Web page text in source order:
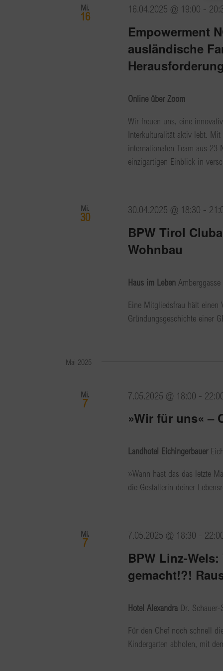
Mi.
16
Empowerment
ausländische
16.04.2025 @ 19:00 -
Online über Zoom
Wir freuen uns, eine
Interkulturalität aktiv lebt. Mit
internationalen Team aus 23
einzigartigen Einblick in
Mi.
30
BPW Tirol
Wohnbau
30.04.2025 @ 18:30 -
Haus im Leben
Eine Mitgliedsfrau hält einen
Gründungsgeschichte einer
Mai 2025
Mi.
7
»Wir für uns« –
7.05.2025 @ 18:00 -
Landhotel Eichingerbauer
»Wann hast das das letzte
die Gestalterin deiner
Mi.
7
BPW Linz-
gemacht!?!
7.05.2025 @ 18:30 -
Hotel Alexandra Dr.
Für den Chef noch schnell
Kindergarten abholen, mit